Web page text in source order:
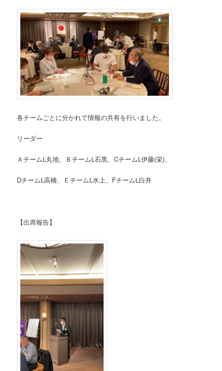
各チームごとに分かれて情報の共有を行いました。
リーダー
ＡチームⅬ丸地、ＢチームⅬ石黒、CチームⅬ伊藤(栄)、
DチームⅬ高橋、ＥチームⅬ水上、FチームⅬ白井
【出席報告】